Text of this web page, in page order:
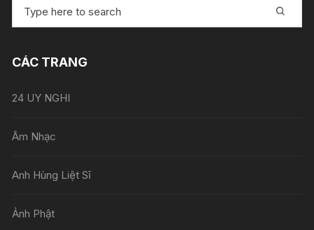
kiếm:
CÁC TRANG
24 UY NGHI
Âm Nhạc
Anh Hùng Liệt Sĩ
Ảnh Phật